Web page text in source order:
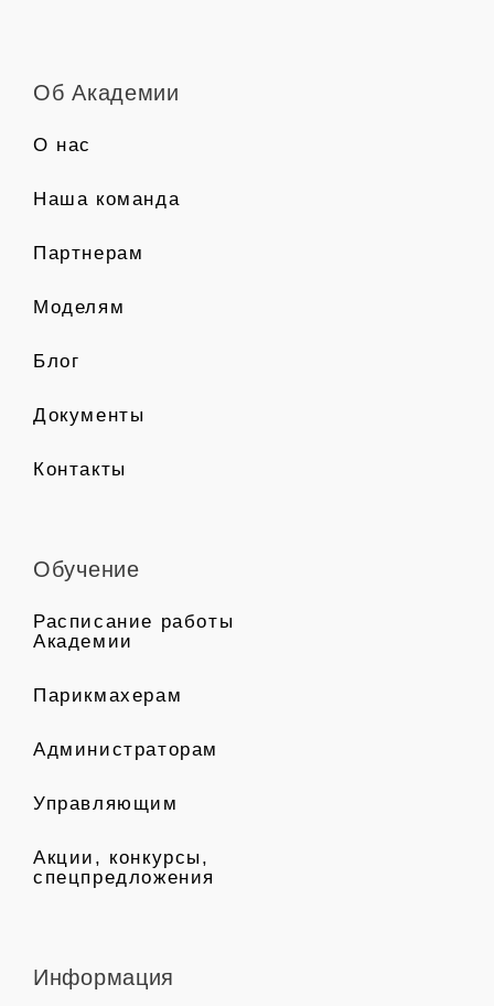
Об Академии
О нас
Наша команда
Партнерам
Моделям
Блог
Документы
Контакты
Обучение
Расписание работы
Академии
Парикмахерам
Администраторам
Управляющим
Акции, конкурсы,
спецпредложения
Информация